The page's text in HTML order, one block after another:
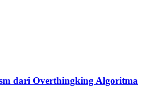
dari Overthingking Algoritma